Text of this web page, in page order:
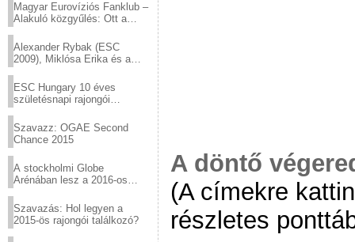
Magyar Eurovíziós Fanklub –
Alakuló közgyűlés: Ott a
Alexander Rybak (ESC
2009), Miklósa Erika és a
sztárjai a Margitszigeten
ESC Hungary 10 éves
születésnapi rajongói
Szavazz: OGAE Second
Chance 2015
A stockholmi Globe
Arénában lesz a 2016-os
Szavazás: Hol legyen a
2015-ös rajongói találkozó?
A döntő
(A címekre
részletes